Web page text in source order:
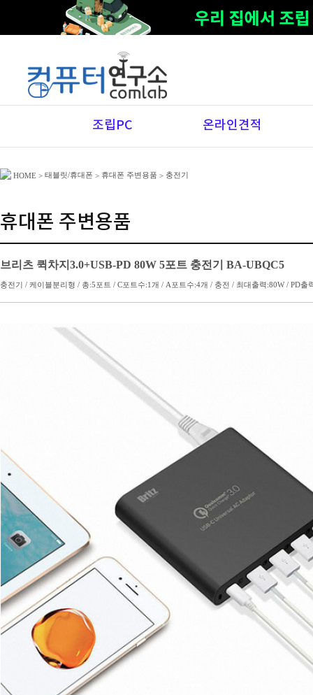
조립PC 온라인견적
HOME > 태블릿/휴대폰 > 휴대폰 주변용품 > 충전기
휴대폰 주변용품
브리츠 퀵차지3.0+USB-PD 80W 5포트 충전기 BA-UBQC5
충전기 / 케이블분리형 / 총:5포트 / C포트수:1개 / A포트수:4개 / 충전 / 최대출력:80W / PD출